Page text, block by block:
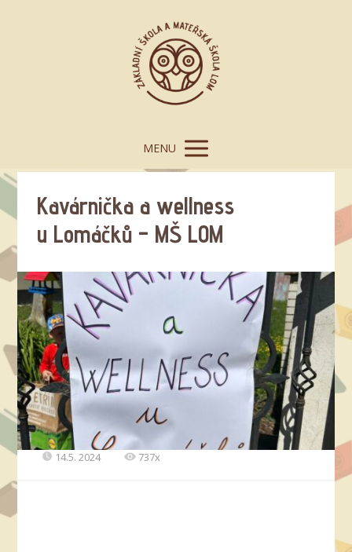
MENU
Kavárnička a wellness
u Lomáčků – MŠ LOM
14.5. 2024 737x